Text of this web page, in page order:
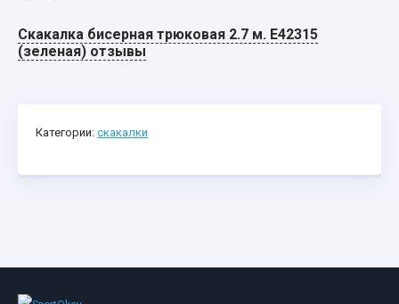
Скакалка бисерная трюковая 2.7 м. E42315
(зеленая) отзывы
Категории: скакалки